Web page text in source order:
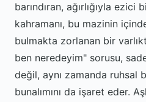
barındıran, ağırlığıyla ezici
kahramanı, bu mazinin
bulmakta zorlanan bir
ben neredeyim" sorusu,
değil, aynı zamanda ruhsal
bunalımını da işaret eder.